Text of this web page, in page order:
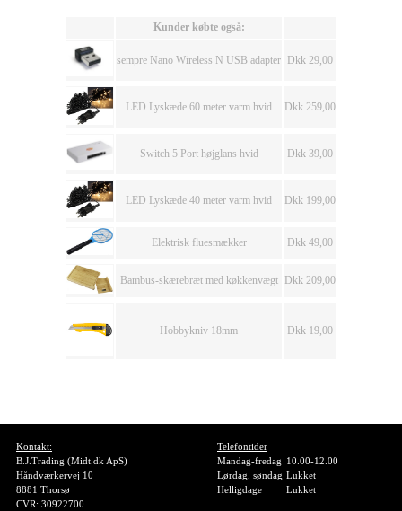
Kunder købte også:
sempre Nano Wireless N USB adapter Dkk 29,00
LED Lyskæde 60 meter varm hvid Dkk 259,00
Switch 5 Port højglans hvid Dkk 39,00
LED Lyskæde 40 meter varm hvid Dkk 199,00
Elektrisk fluesmækker Dkk 49,00
Bambus-skærebræt med køkkenvægt Dkk 209,00
Hobbykniv 18mm Dkk 19,00
Kontakt:
B.J.Trading (Midt.dk ApS)
Håndværkervej 10
8881 Thorsø
CVR: 30922700
Telefontider
Mandag-fredag 10.00-12.00
Lørdag, søndag Lukket
Helligdage
Lukket